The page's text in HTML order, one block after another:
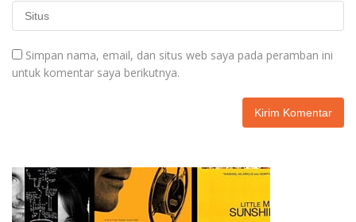
Simpan nama, email, dan situs web saya pada peramban ini
untuk komentar saya berikutnya.